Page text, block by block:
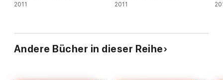
2011 2011
Andere Bücher in dieser Reihe